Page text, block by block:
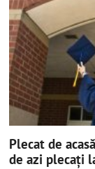
Plecat de
de azi plecați